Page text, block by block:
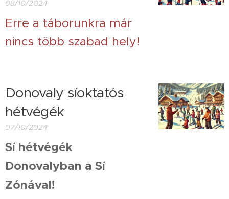
08/10/2024
Erre a táborunkra már
nincs több szabad hely!
Donovaly síoktatós
hétvégék
07/10/2024
Sí hétvégék
Donovalyban a Sí
Zónával!